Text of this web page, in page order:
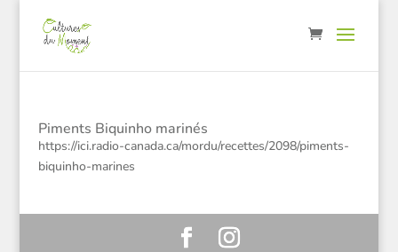
Piments Biquinho marinés
https://ici.radio-canada.ca/mordu/recettes/2098/piments-
biquinho-marines